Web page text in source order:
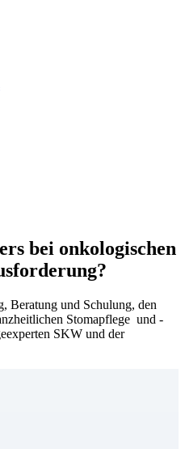
bei onkologischen
Beratung und Schulung, den
Stomapflege und -
SKW und der